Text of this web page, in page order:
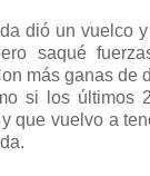
dió un vuelco
saqué
más ganas de
si los últimos
que vuelvo a